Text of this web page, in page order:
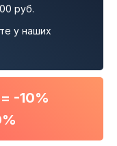
руб.
у наших
-10%